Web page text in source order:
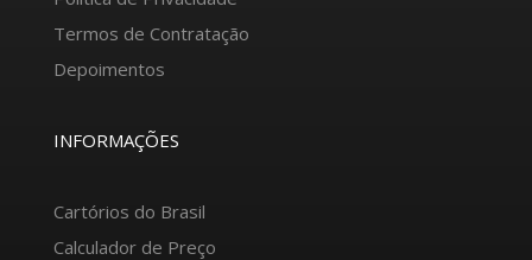
Termos de Contratação
Depoimentos
INFORMAÇÕES
Cartórios do Brasil
Calculador de Preço